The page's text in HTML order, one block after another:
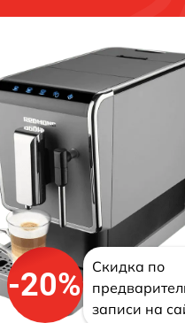
-20%
Скидка по
записи на